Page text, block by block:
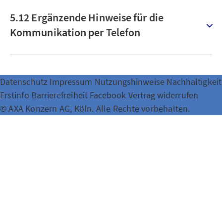
5.12 Ergänzende Hinweise für die
Kommunikation per Telefon
Datenschutz Impressum Nutzungshinweise Nachhaltigkeit
Erstinfo Barrierefreiheit Facebook Vertrag widerrufen
© AXA Konzern AG, Köln. Alle Rechte vorbehalten.